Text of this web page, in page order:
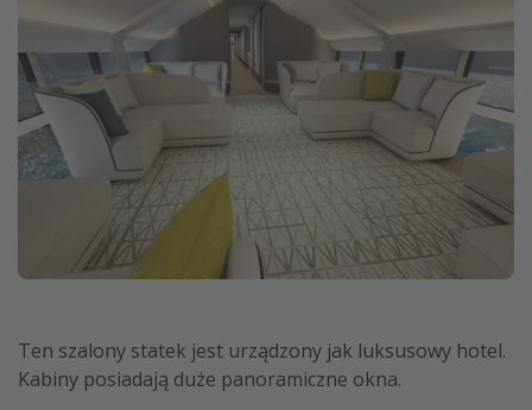
Ten szalony statek jest urządzony jak luksusowy hotel.
Kabiny posiadają duże panoramiczne okna.